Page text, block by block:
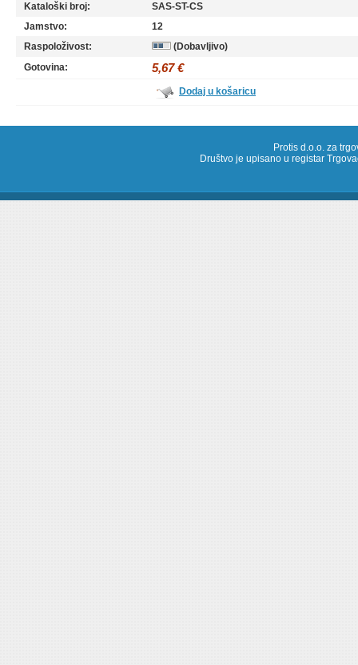
Kataloški broj:
SAS-ST-CS
Jamstvo:
12
Raspoloživost:
(Dobavljivo)
Gotovina:
5,67 €
Dodaj u košaricu
Protis d.o.o. za
Društvo je upisano u registar